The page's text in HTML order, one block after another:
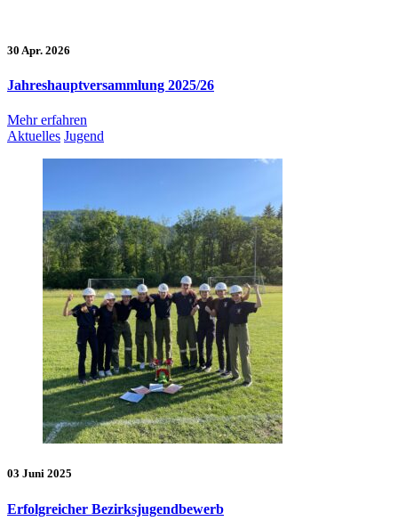
30 Apr. 2026
Jahreshauptversammlung 2025/26
Mehr erfahren
Aktuelles Jugend
03 Juni 2025
Erfolgreicher Bezirksjugendbewerb